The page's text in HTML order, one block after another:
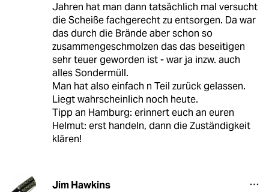
Jahren hat man dann tatsächlich mal versucht
die Scheiße fachgerecht zu entsorgen. Da war
das durch die Brände aber schon so
zusammengeschmolzen das das beseitigen
sehr teuer geworden ist - war ja inzw. auch
alles Sondermüll.
Man hat also einfach n Teil zurück gelassen.
Liegt wahrscheinlich noch heute.
Tipp an Hamburg: erinnert euch an euren
Helmut: erst handeln, dann die Zuständigkeit
klären!
Jim Hawkins